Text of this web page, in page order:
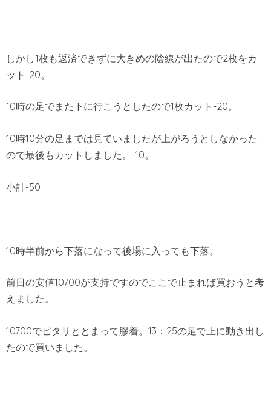
しかし1枚も返済できずに大きめの陰線が出たので2枚をカ
ット-20。
10時の足でまた下に行こうとしたので1枚カット-20。
10時10分の足までは見ていましたが上がろうとしなかった
ので最後もカットしました。-10。
小計-50
10時半前から下落になって後場に入っても下落。
前日の安値10700が支持ですのでここで止まれば買おうと考
えました。
10700でピタリととまって膠着。13：25の足で上に動き出し
たので買いました。